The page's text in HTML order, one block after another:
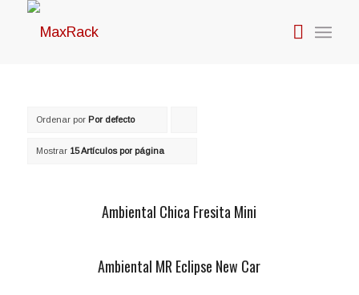
Ordenar por Por defecto
cupones
forma
Mostrar 15 Artículos por página
Ambiental Chica Fresita Mini
Ambiental MR Eclipse New Car